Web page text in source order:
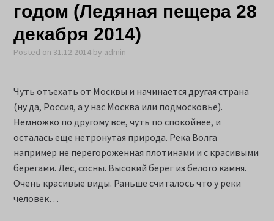
годом (Ледяная пещера 28
декабря 2014)
Posted on 31.12.2014 by admin
Чуть отъехать от Москвы и начинается другая страна
(ну да, Россия, а у нас Москва или подмосковье).
Немножко по другому все, чуть по спокойнее, и
осталась еще нетронутая природа. Река Волга
например не перегороженная плотинами и с красивыми
берегами. Лес, сосны. Высокий берег из белого камня.
Очень красивые виды. Раньше считалось что у реки
человек…